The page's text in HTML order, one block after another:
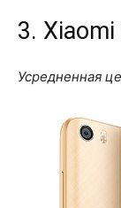
3.
Усредненная